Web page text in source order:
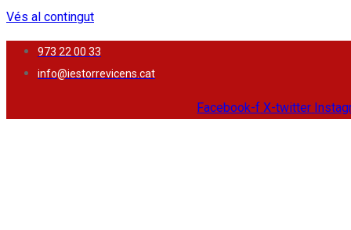
Vés al contingut
973 22 00 33
info@iestorrevicens.cat
Facebook-f X-twitter